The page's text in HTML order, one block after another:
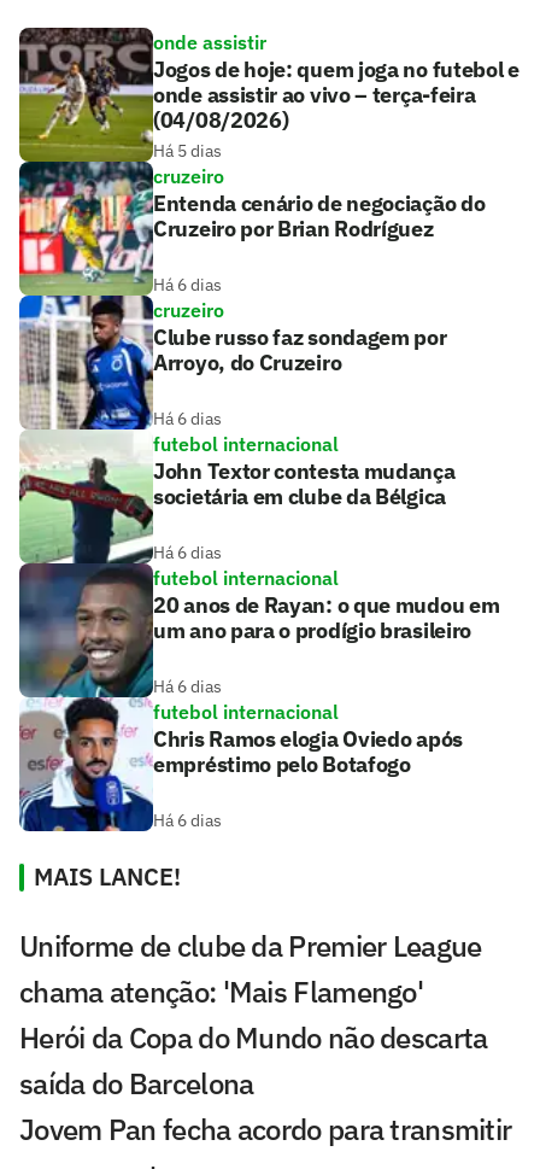
onde assistir
Jogos de hoje: quem joga no futebol e
onde assistir ao vivo – terça-feira
(04/08/2026)
Há 5 dias
cruzeiro
Entenda cenário de negociação do
Cruzeiro por Brian Rodríguez
Há 6 dias
cruzeiro
Clube russo faz sondagem por
Arroyo, do Cruzeiro
Há 6 dias
futebol internacional
John Textor contesta mudança
societária em clube da Bélgica
Há 6 dias
futebol internacional
20 anos de Rayan: o que mudou em
um ano para o prodígio brasileiro
Há 6 dias
futebol internacional
Chris Ramos elogia Oviedo após
empréstimo pelo Botafogo
Há 6 dias
MAIS LANCE!
Uniforme de clube da Premier League
chama atenção: 'Mais Flamengo'
Herói da Copa do Mundo não descarta
saída do Barcelona
Jovem Pan fecha acordo para transmitir